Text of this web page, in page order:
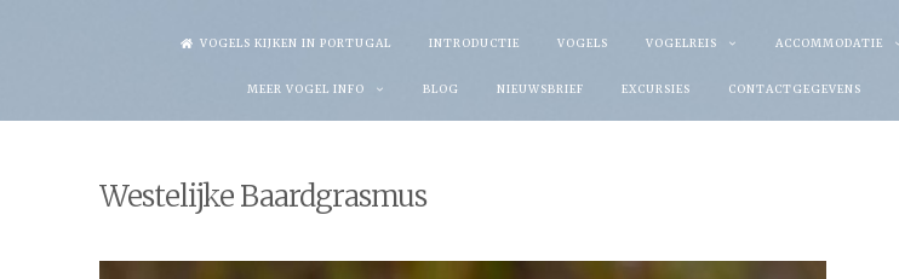
VOGELS KIJKEN IN PORTUGAL INTRODUCTIE VOGELS VOGELREIS ACCOMMODATIE
MEER VOGEL INFO BLOG NIEUWSBRIEF EXCURSIES CONTACTGEGEVENS
Westelijke Baardgrasmus